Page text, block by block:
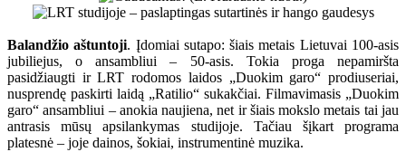
Balandžio aštuntoji. Įdomiai sutapo: šiais metais Lietuvai 100-asis
jubiliejus, o ansambliui – 50-asis. Tokia proga nepamiršta
pasidžiaugti ir LRT rodomos laidos „Duokim garo“ prodiuseriai,
nusprendę paskirti laidą „Ratilio“ sukakčiai. Filmavimasis „Duokim
garo“ ansambliui – anokia naujiena, net ir šiais mokslo metais tai jau
antrasis mūsų apsilankymas studijoje. Tačiau šįkart programa
platesnė – joje dainos, šokiai, instrumentinė muzika.